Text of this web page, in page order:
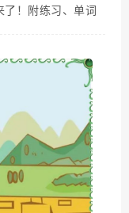
！附练习、单词